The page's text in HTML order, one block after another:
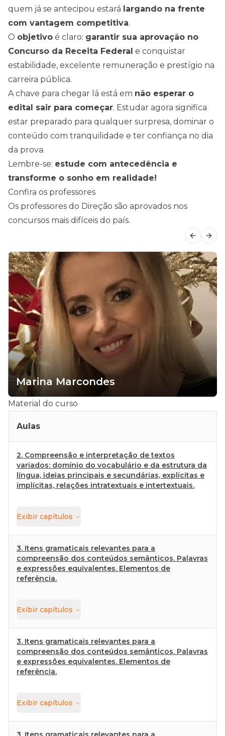
quem já se antecipou estará largando na frente
com vantagem competitiva.
O objetivo é claro: garantir sua aprovação no
Concurso da Receita Federal e conquistar
estabilidade, excelente remuneração e prestígio na
carreira pública.
A chave para chegar lá está em não esperar o
edital sair para começar. Estudar agora significa
estar preparado para qualquer surpresa, dominar o
conteúdo com tranquilidade e ter confiança no dia
da prova.
Lembre-se: estude com antecedência e
transforme o sonho em realidade!
Confira os professores
Os professores do Direção são aprovados nos
concursos mais difíceis do país.
Marina Marcondes
Material do curso
Aulas
2. Compreensão e interpretação de textos
variados: domínio do vocabulário e da estrutura da
língua, ideias principais e secundárias, explícitas e
implícitas, relações intratextuais e intertextuais.
Exibir capítulos
3. Itens gramaticais relevantes para a
compreensão dos conteúdos semânticos. Palavras
e expressões equivalentes. Elementos de
referência.
Exibir capítulos
3. Itens gramaticais relevantes para a
compreensão dos conteúdos semânticos. Palavras
e expressões equivalentes. Elementos de
referência.
Exibir capítulos